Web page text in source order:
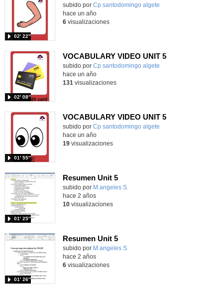
Contenido educativo.
subido por Cp santodomingo algete
02′ 22″
hace un año
6visualizaciones
VOCABULARY VIDEO UNIT 5
Contenido educativo.
subido por Cp santodomingo algete
02′ 08″
hace un año
131 visualizaciones
VOCABULARY VIDEO UNIT 5
Contenido educativo.
subido por Cp santodomingo algete
01′ 55″
hace un año
19visualizaciones
Resumen Unit 5
Contenido educativo.
subido por M.angeles S.
01′ 25″
hace 2 años
10visualizaciones
Resumen Unit 5
Contenido educativo.
subido por M.angeles S.
01′ 26″
hace 2 años
6visualizaciones